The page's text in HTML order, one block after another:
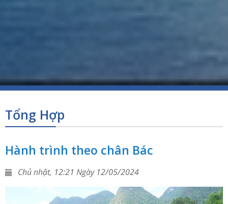
Tổng Hợp
Hành trình theo chân Bác
Chủ nhật, 12:21 Ngày 12/05/2024